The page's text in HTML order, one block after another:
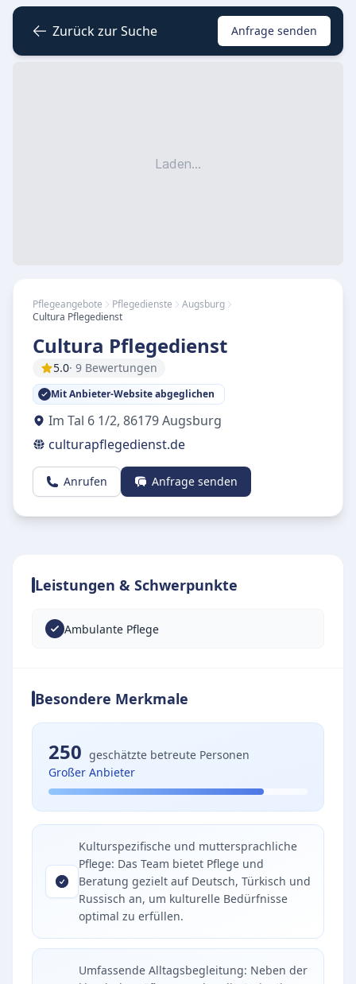
Zurück zur Suche Anfrage senden
Laden...
Pflegeangebote Pflegedienste
Augsburg
Cultura Pflegedienst
Cultura Pflegedienst
5.0· 9 Bewertungen
Mit Anbieter-Website abgeglichen
Im Tal 6 1/2, 86179Augsburg
culturapflegedienst.de
Anrufen Anfrage senden
Leistungen & Schwerpunkte
Ambulante Pflege
Besondere Merkmale
250 geschätzte betreute Personen
Großer Anbieter
Kulturspezifische und muttersprachliche
Pflege: Das Team bietet Pflege und
Beratung gezielt auf Deutsch, Türkisch und
Russisch an, um kulturelle Bedürfnisse
optimal zu erfüllen.
Umfassende Alltagsbegleitung: Neben der